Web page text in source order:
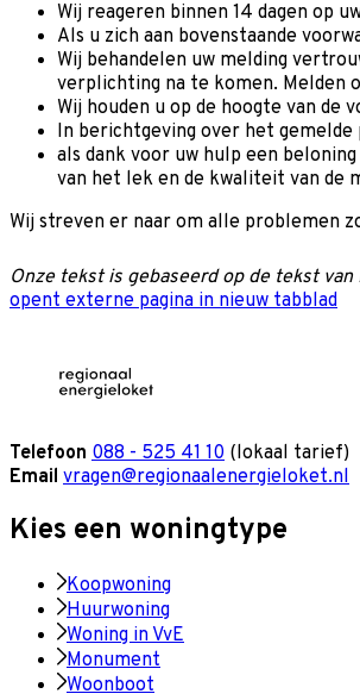
Wij reageren binnen 14 dagen op
Als u zich aan bovenstaande
Wij behandelen uw melding
verplichting na te komen. Melden
Wij houden u op de hoogte van de
In berichtgeving over het
als dank voor uw hulp een
van het lek en de kwaliteit van de
Wij streven er naar om alle problemen
Onze tekst is gebaseerd op de tekst
opent externe pagina in nieuw tabblad
Telefoon 088 - 525 41 10 (lokaal tarief)
Email vragen@regionaalenergieloket.nl
Kies een woningtype
Koopwoning
Huurwoning
Woning in VvE
Monument
Woonboot